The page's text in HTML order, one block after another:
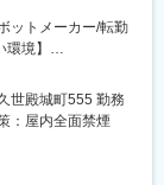
の半導体後工程
自動車業界向け燃
など、幅広い分
います。
部品組立、成形品
ットメーカー/転勤
境】
界シェアトップを
ットのさらなる精
い研究テーマ・課
要な要素技術の研
世殿城町555 勤務
：屋内全面禁煙